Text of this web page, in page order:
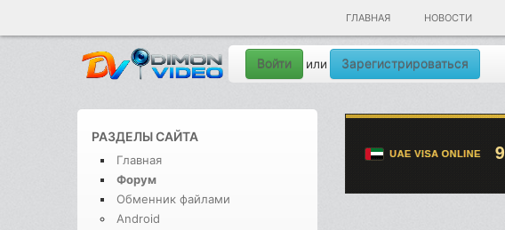
ГЛАВНАЯ НОВОСТИ
Войти или Зарегистрироваться
РАЗДЕЛЫ САЙТА
Главная
Форум
Обменник файлами
Android